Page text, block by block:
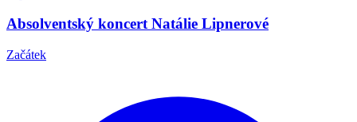
Absolventský koncert Natálie Lipnerové
Začátek